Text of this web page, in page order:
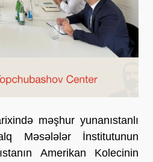
məşhur yunanıstanlı
Məsələlər İnstitutunun
Amerikan Kolecinin